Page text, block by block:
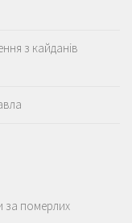
з кайданів
за померлих